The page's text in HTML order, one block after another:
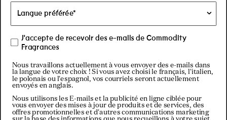
Noté
sur
5
04/06/2026
Fave
Never tire of this scent- in all intensities. Perfect and
good year-round
Andrea J.
Acheteur vérifié
J'accepte de recevoir des e-mails de Commodity
Fragrances
Nous travaillons actuellement à vous envoyer des e-mails dans
la langue de votre choix ! Si vous avez choisi le français, l'italien,
le polonais ou l'espagnol, vos courriels seront actuellement
envoyés en anglais.
Nous utilisons les E-mails et la publicité en ligne ciblée pour
vous envoyer des mises à jour de produits et de services, des
offres promotionnelles et d'autres communications marketing